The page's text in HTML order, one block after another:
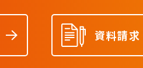
資料請求